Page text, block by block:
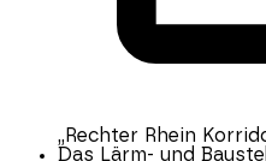
„Rechter Rhein
Das Lärm- und